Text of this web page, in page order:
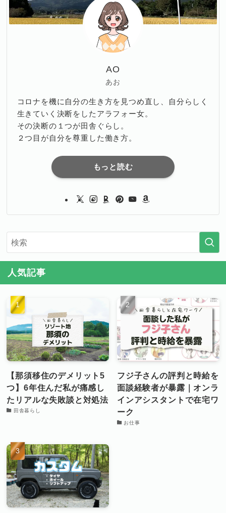
AO
あお
コロナを機に自分の生き方を見つめ直し、自分らしく
生きていく決断をしたアラフォー女。
その決断の１つが田舎ぐらし。
２つ目が自分を尊重した働き方。
もっと読む
人気記事
【那須移住のデメリット5
つ】6年住んだ私が痛感し
たリアルな失敗談と対処法
田舎暮らし
フジ子さんの評判と時給を
面談経験者が暴露｜オンラ
インアシスタントで在宅ワ
ーク
お仕事